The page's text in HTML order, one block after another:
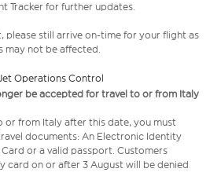
Tracker for further updates.
please still arrive on-time for your flight as
may not be affected.
Operations Control
be accepted for travel to or from Italy
or from Italy after this date, you must
documents: An Electronic Identity
or a valid passport. Customers
card on or after 3 August will be denied